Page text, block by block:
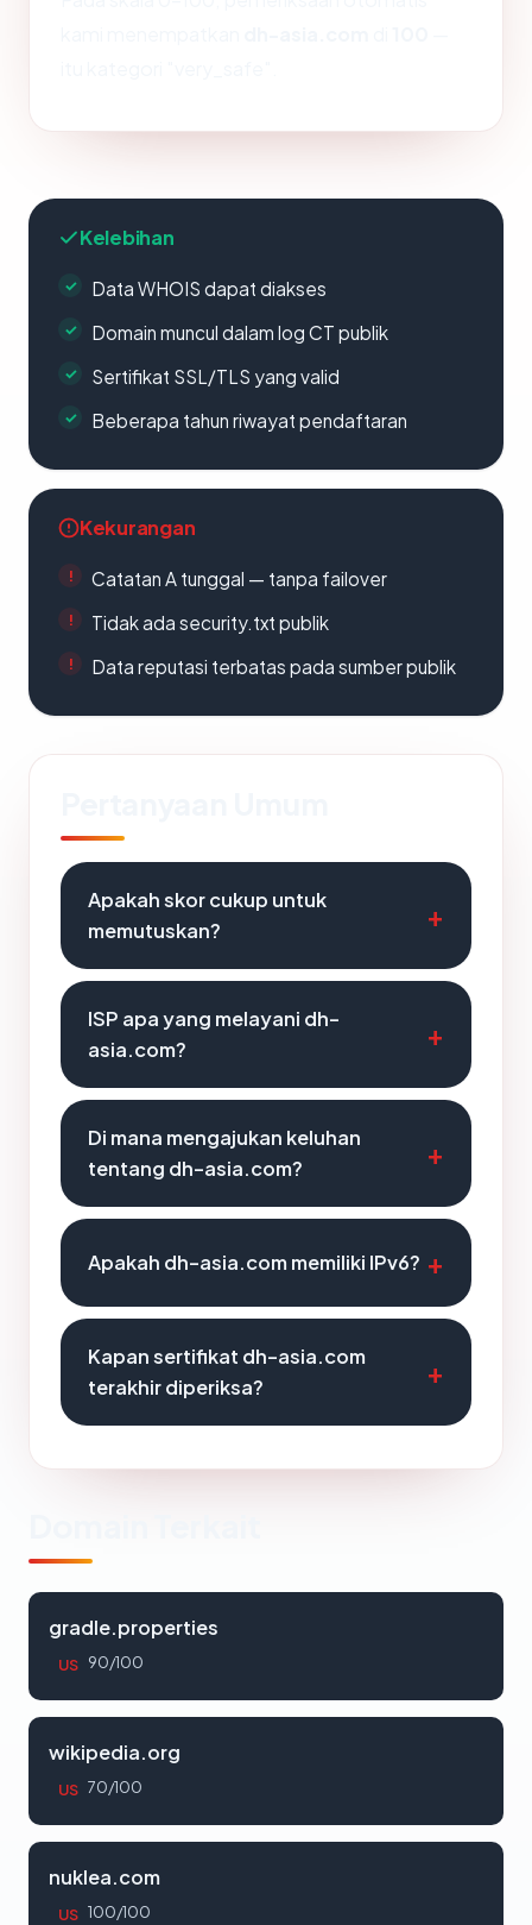
Kelebihan
Data WHOIS dapat diakses
Domain muncul dalam log CT publik
Sertifikat SSL/TLS yang valid
Beberapa tahun riwayat pendaftaran
Kekurangan
Catatan A tunggal — tanpa failover
Tidak ada security.txt publik
Data reputasi terbatas pada sumber publik
Apakah skor cukup untuk
memutuskan?
ISP apa yang melayani dh-
asia.com?
Di mana mengajukan keluhan
tentang dh-asia.com?
Apakah dh-asia.com memiliki IPv6?
Kapan sertifikat dh-asia.com
terakhir diperiksa?
gradle.properties
US 90/100
wikipedia.org
US 70/100
nuklea.com
US 100/100